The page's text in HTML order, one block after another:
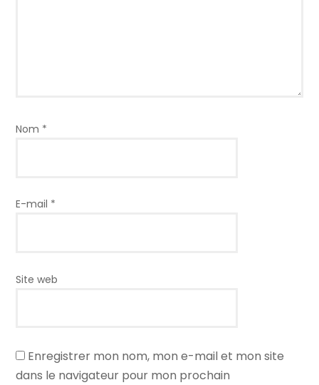
Nom *
E-mail *
Site web
Enregistrer mon nom, mon e-mail et mon site
dans le navigateur pour mon prochain